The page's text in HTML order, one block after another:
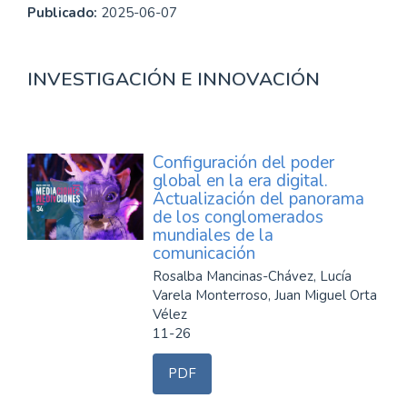
Publicado: 2025-06-07
INVESTIGACIÓN E INNOVACIÓN
Configuración del poder
global en la era digital.
Actualización del panorama
de los conglomerados
mundiales de la
comunicación
Rosalba Mancinas-Chávez, Lucía
Varela Monterroso, Juan Miguel Orta
Vélez
11-26
PDF